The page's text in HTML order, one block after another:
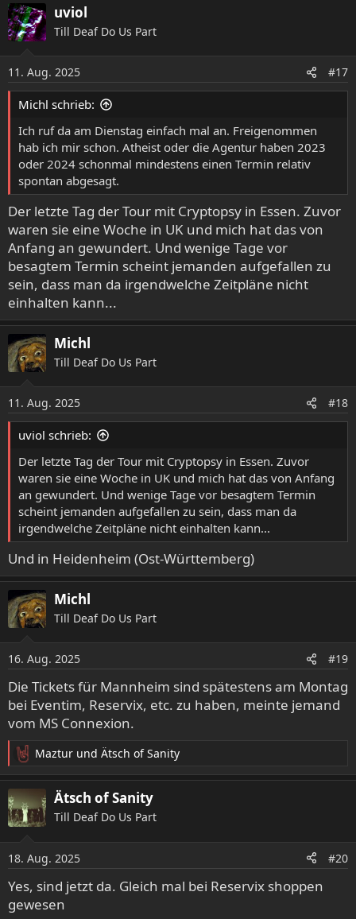
a
k
t
n
e
n
uviol
Till Deaf Do Us Part
11. Aug. 2025 #17
Michl schrieb:
Ich ruf da am Dienstag einfach mal an. Freigenommen
hab ich mir schon. Atheist oder die Agentur haben 2023
oder 2024 schonmal mindestens einen Termin relativ
spontan abgesagt.
Der letzte Tag der Tour mit Cryptopsy in Essen. Zuvor
waren sie eine Woche in UK und mich hat das von
Anfang an gewundert. Und wenige Tage vor
besagtem Termin scheint jemanden aufgefallen zu
sein, dass man da irgendwelche Zeitpläne nicht
einhalten kann...
Michl
Till Deaf Do Us Part
11. Aug. 2025 #18
uviol schrieb:
Der letzte Tag der Tour mit Cryptopsy in Essen. Zuvor
waren sie eine Woche in UK und mich hat das von Anfang
an gewundert. Und wenige Tage vor besagtem Termin
scheint jemanden aufgefallen zu sein, dass man da
irgendwelche Zeitpläne nicht einhalten kann...
Und in Heidenheim (Ost-Württemberg)
Michl
Till Deaf Do Us Part
16. Aug. 2025 #19
Die Tickets für Mannheim sind spätestens am Montag
bei Eventim, Reservix, etc. zu haben, meinte jemand
vom MS Connexion.
R
e
a
k
t
n
e
n
:
Maztur und Ätsch of Sanity
Ätsch of Sanity
Till Deaf Do Us Part
18. Aug. 2025 #20
Yes, sind jetzt da. Gleich mal bei Reservix shoppen
gewesen